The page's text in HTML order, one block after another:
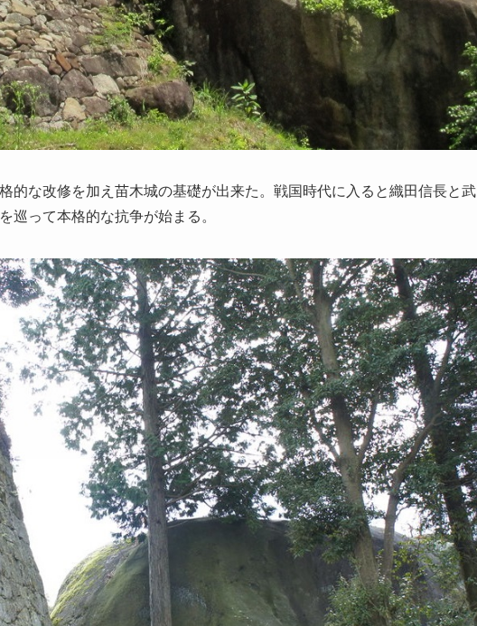
的な改修を加え苗木城の基礎が出来た。戦国時代に入ると織田信長と武
巡って本格的な抗争が始まる。